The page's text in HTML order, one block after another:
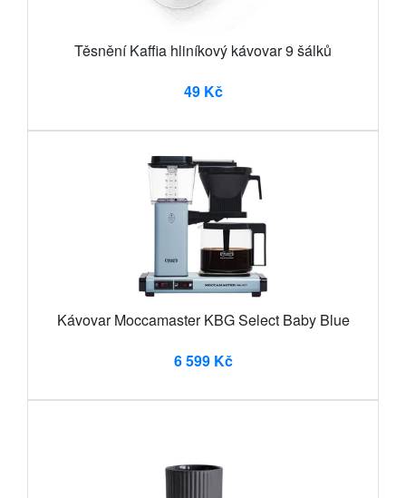
Těsnění Kaffia hliníkový kávovar 9 šálků
49 Kč
Kávovar Moccamaster KBG Select Baby Blue
6 599 Kč